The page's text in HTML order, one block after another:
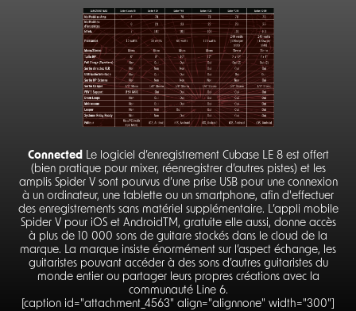
Connected Le logiciel d’enregistrement Cubase LE 8 est offert
(bien pratique pour mixer, réenregistrer d’autres pistes) et les
amplis Spider V sont pourvus d’une prise USB pour une connexion
à un ordinateur, une tablette ou un smartphone, afin d'effectuer
des enregistrements sans matériel supplémentaire. L’appli mobile
Spider V pour iOS et AndroidTM, gratuite elle aussi, donne accès
à plus de 10 000 sons de guitare stockés dans le cloud de la
marque. La marque insiste énormément sur l’aspect échange, les
guitaristes pouvant accéder à des sons d’autres guitaristes du
monde entier ou partager leurs propres créations avec la
communauté Line 6.
[caption id="attachment_4563" align="alignnone" width="300"]